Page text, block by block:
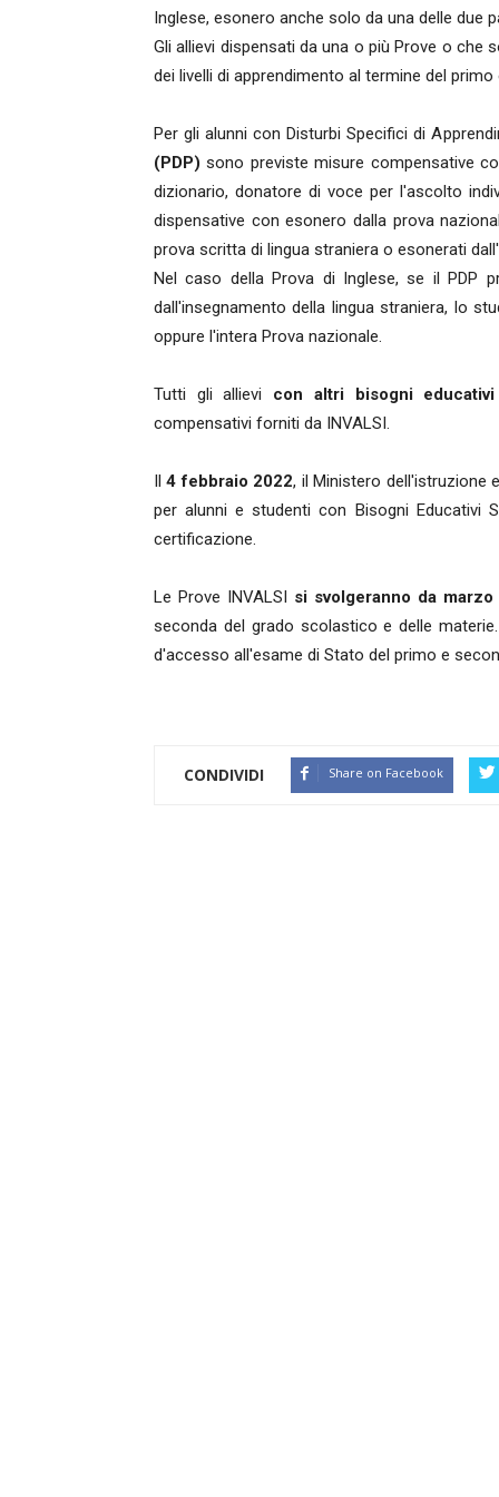
Inglese, esonero anche solo da una delle due
Gli allievi dispensati da una o più Prove o
dei livelli di apprendimento al termine del
Per gli alunni con Disturbi Specifici di
(PDP) sono previste misure compensative
dizionario, donatore di voce per l'ascolto
dispensative con esonero dalla prova
prova scritta di lingua straniera o esonerati
Nel caso della Prova di Inglese, se il PDP
dall'insegnamento della lingua straniera, lo
oppure l'intera Prova nazionale.
Tutti gli allievi con altri bisogni
compensativi forniti da INVALSI.
Il4 febbraio 2022, il Ministero dell'istruzione
per alunni e studenti con Bisogni Educativi
certificazione.
Le Prove INVALSI si svolgeranno da
seconda del grado scolastico e delle
d'accesso all'esame di Stato del primo e
CONDIVIDI Share on Facebook